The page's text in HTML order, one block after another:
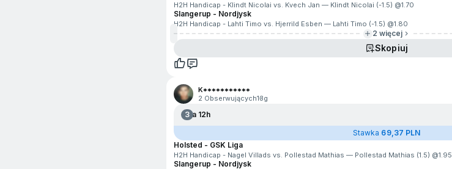
H2H Handicap - Klindt Nicolai vs. Kvech Jan — Klindt Nicolai (-1.5) @1.70
Slangerup - Nordjysk
H2H Handicap - Lahti Timo vs. Hjerrild Esben — Lahti Timo (-1.5) @1.80
2 więcej
Skopiuj
K***********
2 Obserwujących13g
3Za 12h
Stawka 69,37 PLN
Holsted - GSK Liga
H2H Handicap - Nagel Villads vs. Pollestad Mathias — Pollestad Mathias (1.5) @1.95
Slangerup - Nordjysk